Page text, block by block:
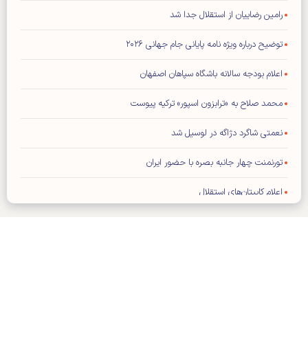
رامین رضاییان از استقلال جدا شد
توضیح درباره ویژه نامه پایانی جام جهانی ۲۰۲۶
اعلام بودجه سالانه باشگاه سپاهان اصفهان
محمد صلاح به «ترابزون اسپور» ترکیه پیوست
نعمتی شاگرد دژاگه در لوسیل شد
تورنمنت چهار جانبه بصره با حضور ایران
اعلام کاپیتان‌های استقلال